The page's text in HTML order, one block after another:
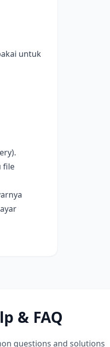
untuk
file
& FAQ
questions and solutions